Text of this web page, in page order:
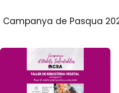
Campanya de Pasqua